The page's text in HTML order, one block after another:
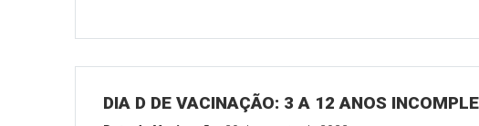
DIA D DE VACINAÇÃO: 3 A 12 ANOS